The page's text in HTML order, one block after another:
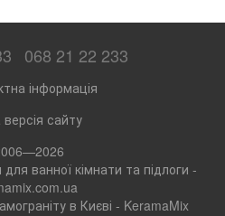
068 21 22 233
інформація
сайту
ванної кімнати та підлоги -
в Києві - KeramaMix